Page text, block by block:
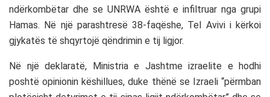
ndërkombëtar dhe se UNRWA është e infiltruar nga grupi
Hamas. Në një parashtresë 38-faqëshe, Tel Avivi i kërkoi
gjykatës të shqyrtojë qëndrimin e tij ligjor.
Në një deklaratë, Ministria e Jashtme izraelite e hodhi
poshtë opinionin këshillues, duke thënë se Izraeli “përmban